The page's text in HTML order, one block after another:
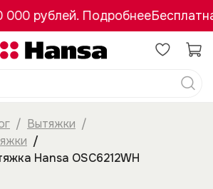
рублей. Подробнее
Вытяжки
Hansa OSC6212WH